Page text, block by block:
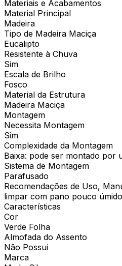
Materiais e Acabamentos
Material Principal
Madeira
Tipo de Madeira Maciça
Eucalipto
Resistente à Chuva
Sim
Escala de Brilho
Fosco
Material da Estrutura
Madeira Maciça
Montagem
Necessita Montagem
Sim
Complexidade da Montagem
Baixa: pode ser montado por
Sistema de Montagem
Parafusado
Recomendações de Uso,
limpar com pano pouco úmido
Características
Cor
Verde Folha
Almofada do Assento
Não Possui
Marca